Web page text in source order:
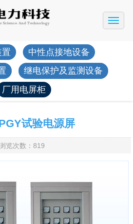
网站首页
产品展示
工程案例
新闻动态
售后服务
联系我们
中性点接地设备
继电保护及监测设备
厂用电屏柜
试验电源屏
览次数：819